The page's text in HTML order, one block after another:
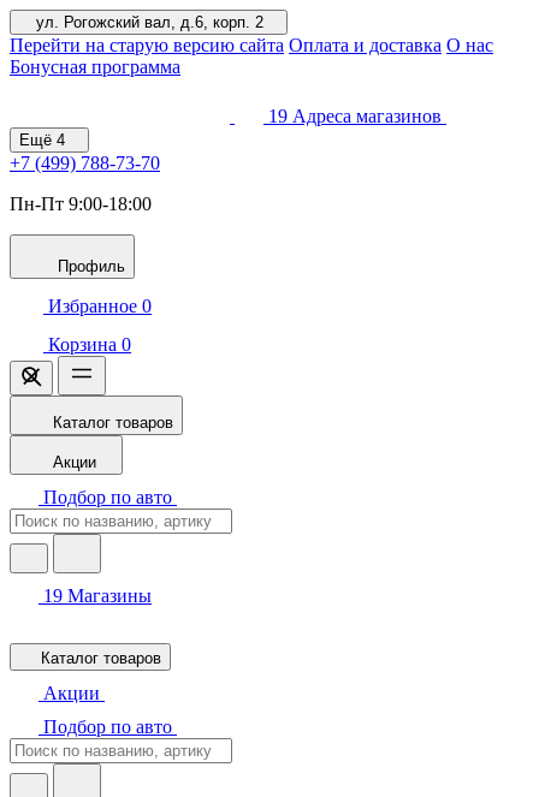
ул. Рогожский вал, д.6, корп. 2
Перейти на старую версию сайта Оплата и доставка О нас
Бонусная программа
19 Адреса магазинов
Ещё 4
+7 (499) 788-73-70
Пн-Пт 9:00-18:00
Профиль
Избранное 0
Корзина 0
Каталог товаров
Акции
Подбор по авто
19 Магазины
Каталог товаров
Акции
Подбор по авто